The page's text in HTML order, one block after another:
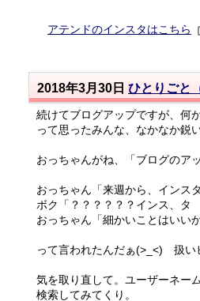
アテンドのインスタはこちら
2018年3月30日 ひとりごと
続けてブログアップですが、何
って思ったみんな、なかなか鋭
おっちゃんがね、「ブログのア
おっちゃん「来週から、インス
ボク「？？？？？？インス、タ
おっちゃん「細かいことはいい
って言われたんだぁ(>_<) 扱い
気を取り直して。ユーザーネー
検索してみてくり。